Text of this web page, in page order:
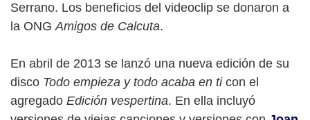
Serrano. Los beneficios del videoclip se donaron a
la ONGAmigos de Calcuta.
En abril de 2013 se lanzó una nueva edición de su
disco Todo empieza y todo acaba en ticon el
agregado Edición vespertina. En ella incluyó